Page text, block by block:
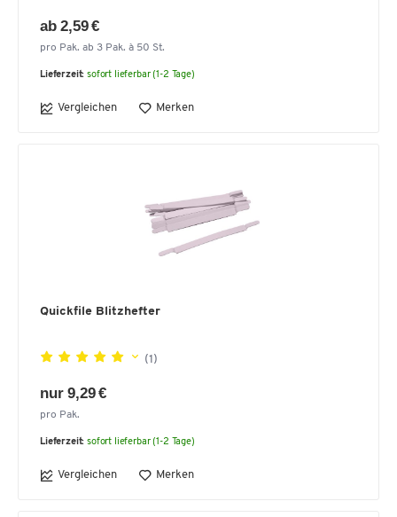
ab 2,59 €
pro Pak. ab 3 Pak. à 50 St.
Lieferzeit: sofort lieferbar (1-2 Tage)
Vergleichen Merken
Quickfile Blitzhefter
(1)
nur 9,29 €
pro Pak.
Lieferzeit: sofort lieferbar (1-2 Tage)
Vergleichen Merken